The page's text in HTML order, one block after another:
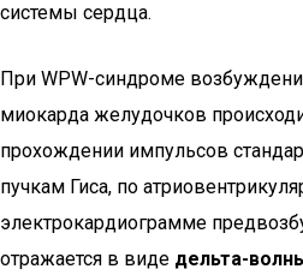
системы сердца.
При WPW-синдроме
миокарда желудочков
прохождении импульсов
пучкам Гиса, по
электрокардиограмме
отражается в виде дельта-